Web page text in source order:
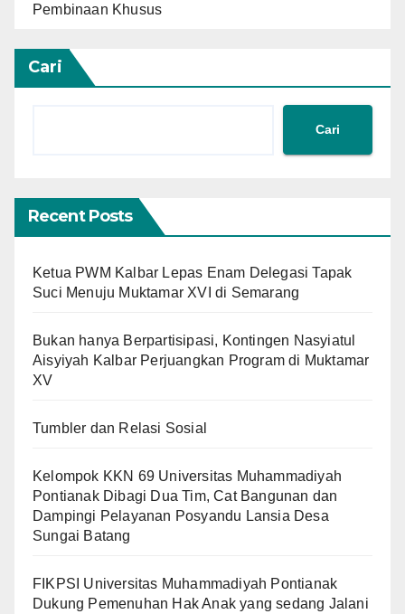
Pembinaan Khusus
Cari
Cari
Recent Posts
Ketua PWM Kalbar Lepas Enam Delegasi Tapak
Suci Menuju Muktamar XVI di Semarang
Bukan hanya Berpartisipasi, Kontingen Nasyiatul
Aisyiyah Kalbar Perjuangkan Program di Muktamar
XV
Tumbler dan Relasi Sosial
Kelompok KKN 69 Universitas Muhammadiyah
Pontianak Dibagi Dua Tim, Cat Bangunan dan
Dampingi Pelayanan Posyandu Lansia Desa
Sungai Batang
FIKPSI Universitas Muhammadiyah Pontianak
Dukung Pemenuhan Hak Anak yang sedang Jalani